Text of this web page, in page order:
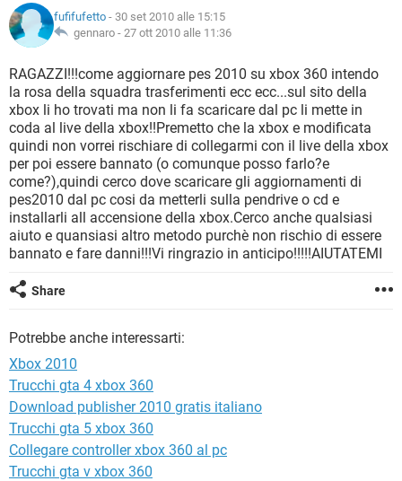
HARDWARE
TIKTOK FACEBOOK
iOS WINDOWS 10
INSTAGRAM
TIKTOK FACEBOOK
HARDWARE
INTRATTENIMENTO ANDROID
INSTAGRAM WHATSAPP
TIKTOK FACEBOOK
HARDWARE
GLOSSARIO
COVID-19
INTRATTENIMENTO ANDROID
iOS WINDOWS 10
INSTAGRAM WHATSAPP
TIKTOK FACEBOOK
HARDWARE
fufifufetto - 30 set 2010 alle 15:15
gennaro - 27 ott 2010 alle 11:36
RAGAZZI!!!come aggiornare pes 2010 su xbox 360 intendo
la rosa della squadra trasferimenti ecc ecc...sul sito della
xbox li ho trovati ma non li fa scaricare dal pc li mette in
coda al live della xbox!!Premetto che la xbox e modificata
quindi non vorrei rischiare di collegarmi con il live della xbox
per poi essere bannato (o comunque posso farlo?e
come?),quindi cerco dove scaricare gli aggiornamenti di
pes2010 dal pc cosi da metterli sulla pendrive o cd e
installarli all accensione della xbox.Cerco anche qualsiasi
aiuto e quansiasi altro metodo purchè non rischio di essere
bannato e fare danni!!!Vi ringrazio in anticipo!!!!!AIUTATEMI
Share
Potrebbe anche interessarti:
Xbox 2010
Trucchi gta 4 xbox 360
Download publisher 2010 gratis italiano
Trucchi gta 5 xbox 360
Collegare controller xbox 360 al pc
Trucchi gta v xbox 360